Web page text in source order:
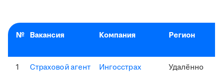
№ Вакансия Компания Регион
1 Страховой агент Ингосстрах Удалённо